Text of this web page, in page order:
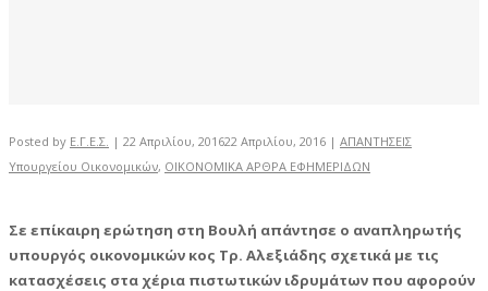
Posted by Ε.Γ.Ε.Σ. | 22 Απριλίου, 201622 Απριλίου, 2016 | ΑΠΑΝΤΗΣΕΙΣ
Υπουργείου Οικονομικών, ΟΙΚΟΝΟΜΙΚΑ ΑΡΘΡΑ ΕΦΗΜΕΡΙΔΩΝ
Σε επίκαιρη ερώτηση στη Βουλή απάντησε ο αναπληρωτής
υπουργός οικονομικών κος Τρ. Αλεξιάδης σχετικά με τις
κατασχέσεις στα χέρια πιστωτικών ιδρυμάτων που αφορούν